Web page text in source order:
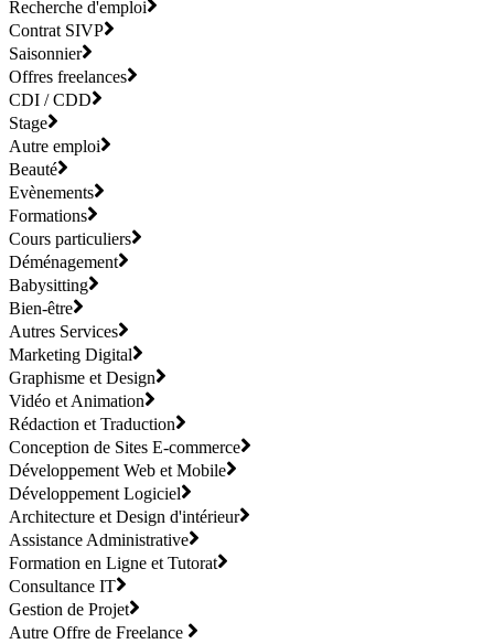
Recherche d'emploi
Contrat SIVP
Saisonnier
Offres freelances
CDI / CDD
Stage
Autre emploi
Beauté
Evènements
Formations
Cours particuliers
Déménagement
Babysitting
Bien-être
Autres Services
Marketing Digital
Graphisme et Design
Vidéo et Animation
Rédaction et Traduction
Conception de Sites E-commerce
Développement Web et Mobile
Développement Logiciel
Architecture et Design d'intérieur
Assistance Administrative
Formation en Ligne et Tutorat
Consultance IT
Gestion de Projet
Autre Offre de Freelance